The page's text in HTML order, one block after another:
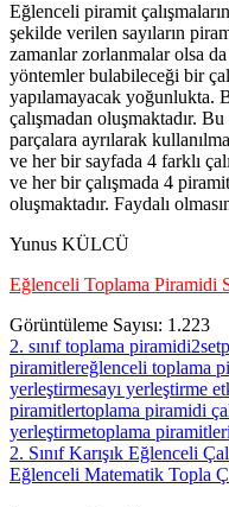
Eğlenceli piramit
şekilde verilen sayıların
zamanlar zorlanmalar olsa
yöntemler bulabileceği bir
yapılamayacak yoğunlukta.
çalışmadan oluşmaktadır.
parçalara ayrılarak
ve her bir sayfada 4 farklı
ve her bir çalışmada 4
oluşmaktadır. Faydalı
Yunus KÜLCÜ
Eğlenceli Toplama Piramidi
Görüntüleme Sayısı: 1.223
2. sınıf toplama piramidi
piramitlereğlenceli toplama
yerleştirmesayı yerleştirme
piramitlertoplama piramidi
yerleştirmetoplama
Yazı
gezinmesi
Previous
Post:
2. Sınıf Karışık Eğlenceli
Next
Eğlenceli Matematik Topla